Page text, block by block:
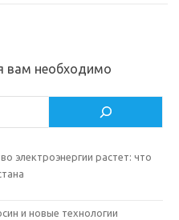
ь
вам необходимо
электроэнергии растет: что
и новые технологии